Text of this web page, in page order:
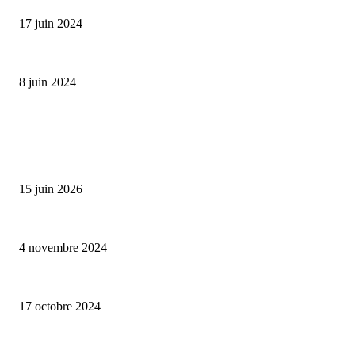
17 juin 2024
8 juin 2024
15 juin 2026
4 novembre 2024
17 octobre 2024